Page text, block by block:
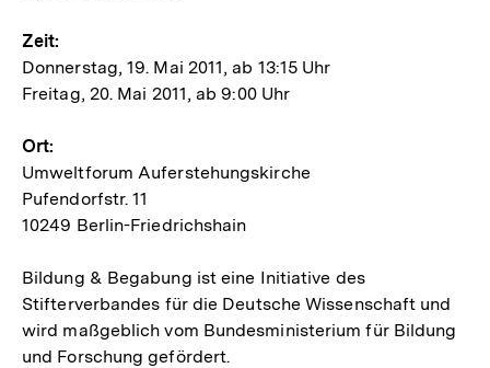
Zeit:
Donnerstag, 19. Mai 2011, ab 13:15 Uhr
Freitag, 20. Mai 2011, ab 9:00 Uhr
Ort:
Umweltforum Auferstehungskirche
Pufendorfstr. 11
10249 Berlin-Friedrichshain
Bildung & Begabung ist eine Initiative des
Stifterverbandes für die Deutsche Wissenschaft und
wird maßgeblich vom Bundesministerium für Bildung
und Forschung gefördert.